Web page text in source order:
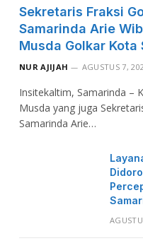
Sekretaris Fraksi
Samarinda Arie
Musda Golkar Kota
NUR AJIJAH AGUSTUS 7,
Insitekaltim, Samarinda –
Musda yang juga
Samarinda Arie…